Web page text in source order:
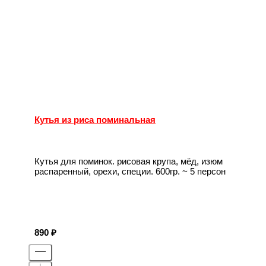
Кутья из риса поминальная
Кутья для поминок. рисовая крупа, мёд, изюм
распаренный, орехи, специи. 600гр. ~ 5 персон
890